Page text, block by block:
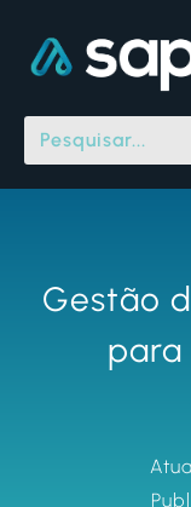
Gestão